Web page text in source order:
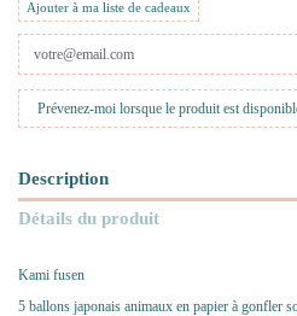
Ajouter à ma liste de cadeaux
Description
Détails du produit
Kami fusen
5 ballons japonais animaux en papier à gonfler